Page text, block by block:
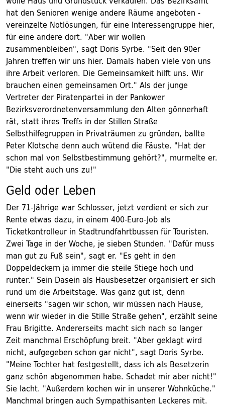
hat den Senioren wenige andere Räume angeboten -
vereinzelte Notlösungen, für eine Interessengruppe hier,
für eine andere dort. "Aber wir wollen
zusammenbleiben", sagt Doris Syrbe. "Seit den 90er
Jahren treffen wir uns hier. Damals haben viele von uns
ihre Arbeit verloren. Die Gemeinsamkeit hilft uns. Wir
brauchen einen gemeinsamen Ort." Als der junge
Vertreter der Piratenpartei in der Pankower
Bezirksverordnetenversammlung den Alten gönnerhaft
rät, statt ihres Treffs in der Stillen Straße
Selbsthilfegruppen in Privaträumen zu gründen, ballte
Peter Klotsche denn auch wütend die Fäuste. "Hat der
schon mal von Selbstbestimmung gehört?", murmelte er.
"Die steht auch uns zu!"
Geld oder Leben
Der 71-Jährige war Schlosser, jetzt verdient er sich zur
Rente etwas dazu, in einem 400-Euro-Job als
Ticketkontrolleur in Stadtrundfahrtbussen für Touristen.
Zwei Tage in der Woche, je sieben Stunden. "Dafür muss
man gut zu Fuß sein", sagt er. "Es geht in den
Doppeldeckern ja immer die steile Stiege hoch und
runter." Sein Dasein als Hausbesetzer organisiert er sich
rund um die Arbeitstage. Was ganz gut ist, denn
einerseits "sagen wir schon, wir müssen nach Hause,
wenn wir wieder in die Stille Straße gehen", erzählt seine
Frau Brigitte. Andererseits macht sich nach so langer
Zeit manchmal Erschöpfung breit. "Aber geklagt wird
nicht, aufgegeben schon gar nicht", sagt Doris Syrbe.
"Meine Tochter hat festgestellt, dass ich als Besetzerin
ganz schön abgenommen habe. Schadet mir aber nicht!"
Sie lacht. "Außerdem kochen wir in unserer Wohnküche."
Manchmal bringen auch Sympathisanten Leckeres mit.